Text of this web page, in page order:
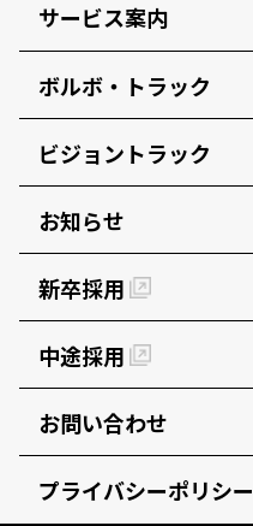
サービス案内
ボルボ・トラック
ビジョントラック
お知らせ
新卒採用
中途採用
お問い合わせ
プライバシーポリシー